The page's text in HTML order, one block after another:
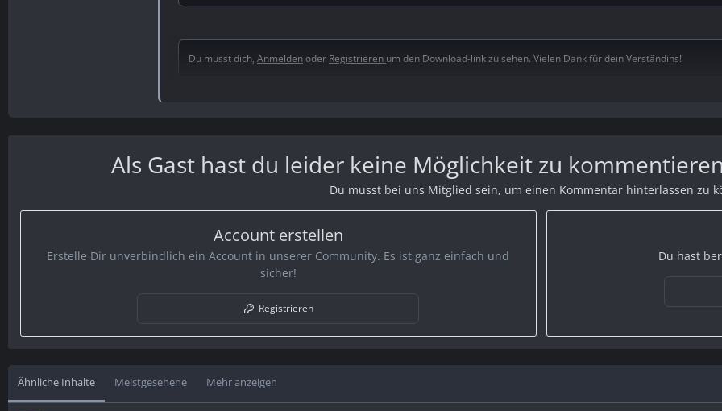
Du musst dich, Anmeldenoder Registrieren um den Download-link zu sehen. Vielen Dank für dein Verständins!
um den Download-link zu sehen. Vielen Dank für dein Verständins!
Anmelden
Als Gast hast du leider keine Möglichkeit zu
Du musst bei uns Mitglied sein, um einen Kommentar hinterlassen zu
Account erstellen
Erstelle Dir unverbindlich ein Account in unserer Community. Es ist ganz einfach und
sicher!
Registrieren
Du hast
Ähnliche Inhalte Meistgesehene Mehr anzeigen